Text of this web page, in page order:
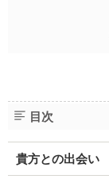
目次
貴方との出会い